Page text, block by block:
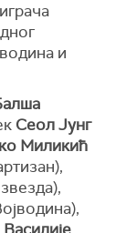
и
Сеол Јунг
Миликић